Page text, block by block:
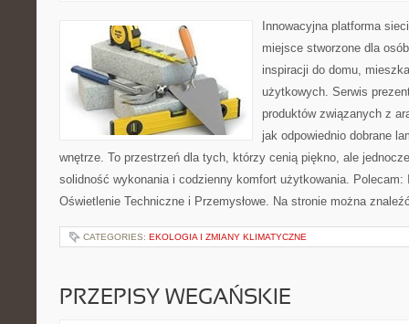
Innowacyjna platforma
miejsce stworzone dla
inspiracji do domu,
użytkowych. Serwis
produktów związanych z
jak odpowiednio dobrane
wnętrze. To przestrzeń dla tych, którzy cenią piękno, ale
solidność wykonania i codzienny komfort użytkowania. Polecam:
Oświetlenie Techniczne i Przemysłowe. Na stronie można
CATEGORIES: EKOLOGIA I ZMIANY KLIMATYCZNE
PRZEPISY WEGAŃSKIE